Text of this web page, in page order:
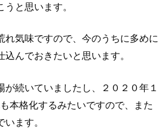
と思います。
れ気味ですので、今のうちに多めに
んでおきたいと思います。
が続いていましたし、２０２０年１
本格化するみたいですので、また
ます。